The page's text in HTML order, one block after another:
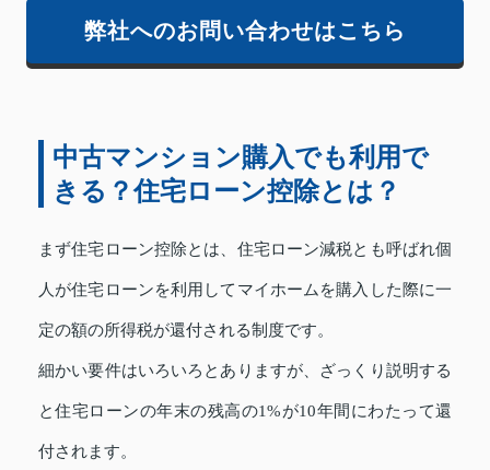
弊社へのお問い合わせはこちら
中古マンション購入でも利用で
きる？住宅ローン控除とは？
まず住宅ローン控除とは、住宅ローン減税とも呼ばれ個
人が住宅ローンを利用してマイホームを購入した際に一
定の額の所得税が還付される制度です。
細かい要件はいろいろとありますが、ざっくり説明する
と住宅ローンの年末の残高の1%が10年間にわたって還
付されます。